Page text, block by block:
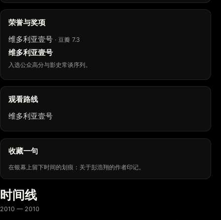
荣誉与奖项
维多利亚壹号 · 豆瓣 7.3
维多利亚壹号
入选公众高分与影史常谈序列。
观看路线
维多利亚壹号
收藏一句
在银幕上留下时间的划痕：关于彭浩翔的作者印记。
时间线
2010 — 2010